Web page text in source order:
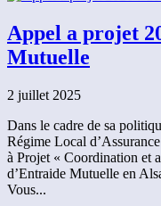
Appel a projet
Mutuelle
2 juillet 2025
Dans le cadre de sa
Régime Local
à Projet « Coordination et
d’Entraide Mutuelle en
Vous...